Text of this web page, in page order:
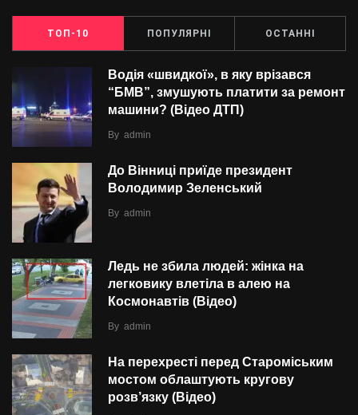
ТОП-10 ПОПУЛЯРНІ ОСТАННІ
Водія «швидкої», в яку врізався
“БMВ”, змушують платити за ремонт
машини? (Відео ДТП)
By admin
До Вінниці приїде президент
Володимир Зеленський
By admin
Ледь не збила людей: жінка на
легковику влетіла в алею на
Космонавтів (Відео)
By admin
На перехресті перед Староміським
мостом облаштують кругову
розв’язку (Відео)